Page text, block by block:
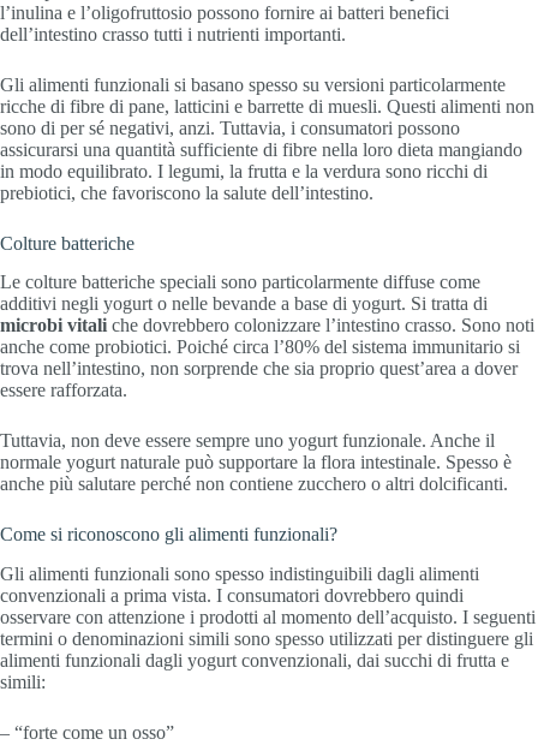
l’inulina e l’oligofruttosio possono fornire ai batteri benefici
dell’intestino crasso tutti i nutrienti importanti.
Gli alimenti funzionali si basano spesso su versioni particolarmente
ricche di fibre di pane, latticini e barrette di muesli. Questi alimenti non
sono di per sé negativi, anzi. Tuttavia, i consumatori possono
assicurarsi una quantità sufficiente di fibre nella loro dieta mangiando
in modo equilibrato. I legumi, la frutta e la verdura sono ricchi di
prebiotici, che favoriscono la salute dell’intestino.
Colture batteriche
Le colture batteriche speciali sono particolarmente diffuse come
additivi negli yogurt o nelle bevande a base di yogurt. Si tratta di
microbi vitali che dovrebbero colonizzare l’intestino crasso. Sono noti
anche come probiotici. Poiché circa l’80% del sistema immunitario si
trova nell’intestino, non sorprende che sia proprio quest’area a dover
essere rafforzata.
Tuttavia, non deve essere sempre uno yogurt funzionale. Anche il
normale yogurt naturale può supportare la flora intestinale. Spesso è
anche più salutare perché non contiene zucchero o altri dolcificanti.
Come si riconoscono gli alimenti funzionali?
Gli alimenti funzionali sono spesso indistinguibili dagli alimenti
convenzionali a prima vista. I consumatori dovrebbero quindi
osservare con attenzione i prodotti al momento dell’acquisto. I seguenti
termini o denominazioni simili sono spesso utilizzati per distinguere gli
alimenti funzionali dagli yogurt convenzionali, dai succhi di frutta e
simili:
– “forte come un osso”